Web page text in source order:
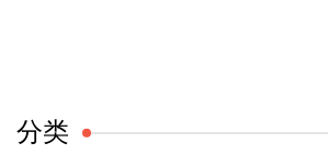
分类